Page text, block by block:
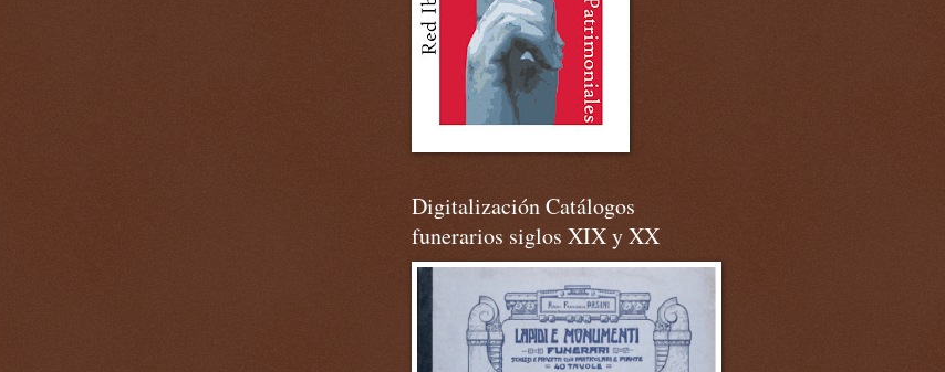
Digitalización Catálogos
funerarios siglos XIX y XX